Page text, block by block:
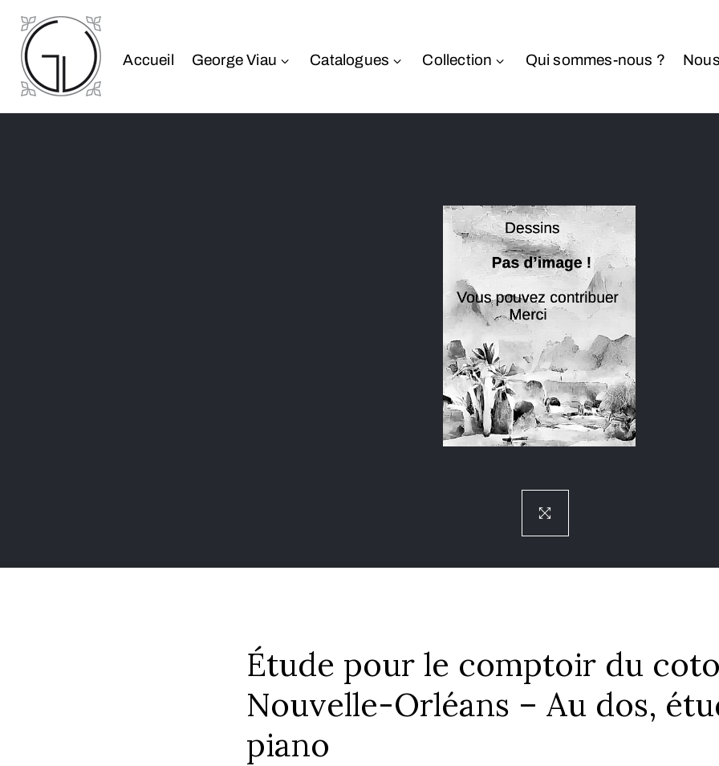
Accueil George Viau Catalogues Collection Qui sommes-nous ?
Étude pour le comptoir du
Nouvelle-Orléans – Au dos,
piano